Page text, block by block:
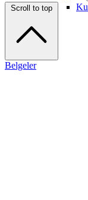
Scroll to top
Belgeler